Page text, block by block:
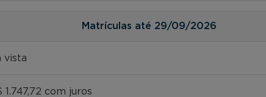
Matrículas até 29/09/2026
vista
com juros